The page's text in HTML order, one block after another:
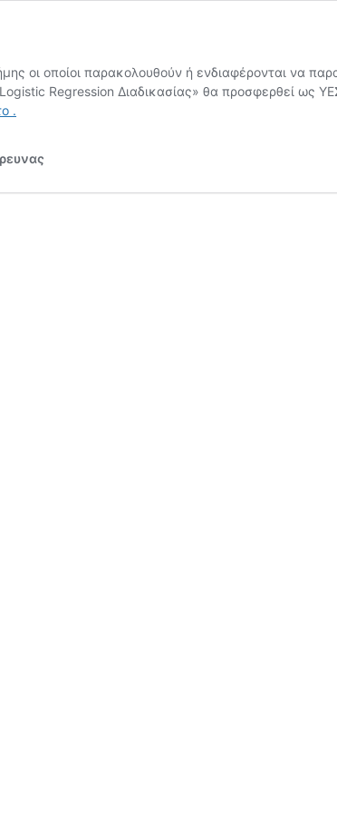
οι οποίοι παρακολουθούν ή ενδιαφέρονται να
Regression ∆ιαδικασίας» θα προσφερθεί ως
.